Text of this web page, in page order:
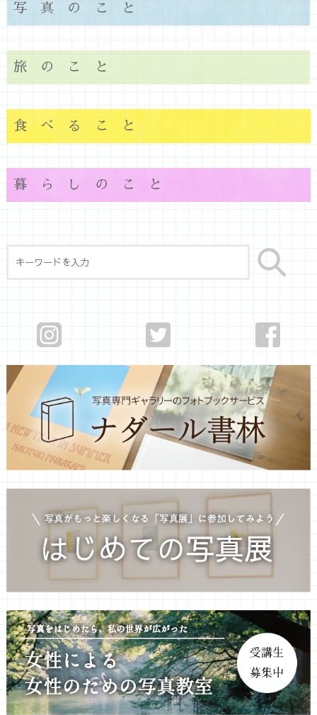
写真のこと
旅のこと
食べること
暮らしのこと